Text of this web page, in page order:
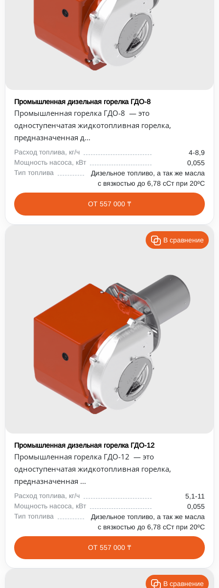
Промышленная дизельная горелка ГДО-8
Промышленная горелка ГДО-8 — это
одноступенчатая жидкотопливная горелка,
предназначенная д...
Расход топлива, кг/ч
4-8,9
Мощность насоса, кВт
0,055
Тип топлива
Дизельное топливо, а так же масла
с вязкостью до 6,78 сСт при 20⁰С
ОТ 557 000 ₸
В сравнение
Промышленная дизельная горелка ГДО-12
Промышленная горелка ГДО-12 — это
одноступенчатая жидкотопливная горелка,
предназначенная ...
Расход топлива, кг/ч
5,1-11
Мощность насоса, кВт
0,055
Тип топлива
Дизельное топливо, а так же масла
с вязкостью до 6,78 сСт при 20⁰С
ОТ 557 000 ₸
В сравнение